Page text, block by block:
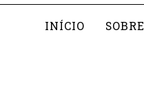
INÍCIO
SOBRE